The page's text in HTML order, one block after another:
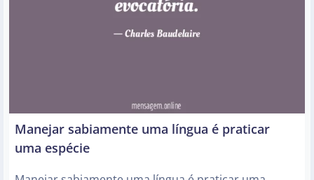
Manejar sabiamente uma língua é praticar
uma espécie